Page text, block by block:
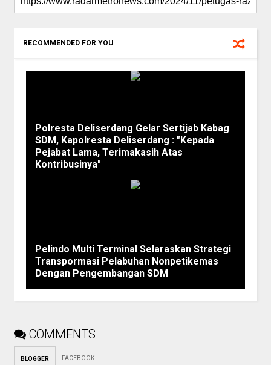
RECOMMENDED FOR YOU
Polresta Deliserdang Gelar Sertijab Kabag
SDM, Kapolresta Deliserdang : "Kepada
Pejabat Lama, Terimakasih Atas
Kontribusinya"
Pelindo Multi Terminal Selaraskan Strategi
Transpormasi Pelabuhan Nonpetikemas
Dengan Pengembangan SDM
COMMENTS
BLOGGER FACEBOOK: